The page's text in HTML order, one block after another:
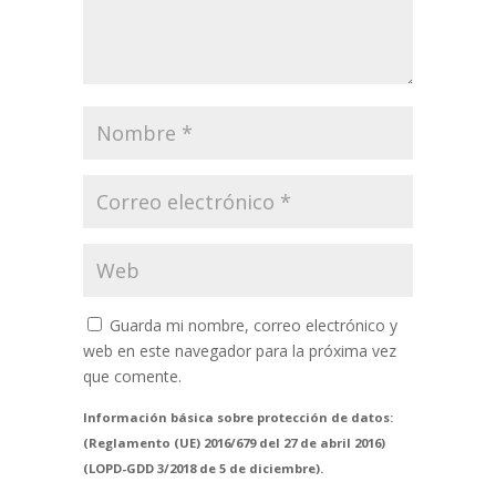
Guarda mi nombre, correo electrónico y
web en este navegador para la próxima vez
que comente.
Información básica sobre protección de datos:
(Reglamento (UE) 2016/679 del 27 de abril 2016)
(LOPD-GDD 3/2018 de 5 de diciembre).